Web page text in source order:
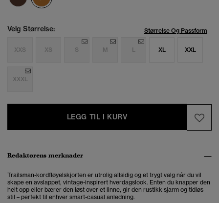
Velg Størrelse: Størrelse Og Passform
XXS XS S M L XL XXL
XXXL
LEGG TIL I KURV
Redaktørens merknader
Trailsman-kordfløyelskjorten er utrolig allsidig og et trygt valg når du vil
skape en avslappet, vintage-inspirert hverdagslook. Enten du knapper den
helt opp eller bærer den løst over et linne, gir den rustikk sjarm og tidløs
stil – perfekt til enhver smart-casual anledning.